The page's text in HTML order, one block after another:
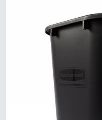
มาเลเซีย
ประเทศอินโด
ไต้หวัน (CN)